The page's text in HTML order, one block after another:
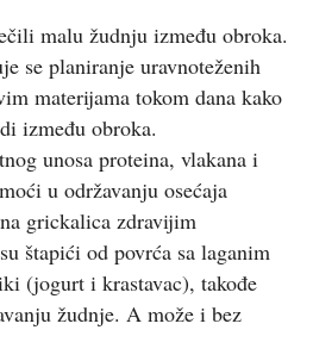
malu žudnju između obroka.
se planiranje uravnoteženih
materijama tokom dana kako
između obroka.
unosa proteina, vlakana i
u održavanju osećaja
grickalica zdravijim
štapići od povrća sa laganim
(jogurt i krastavac), takođe
žudnje. A može i bez